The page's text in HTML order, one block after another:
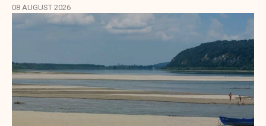
08 AUGUST 2026